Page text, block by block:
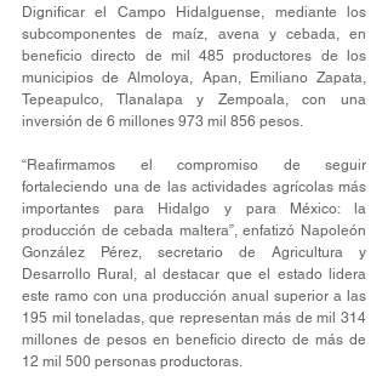
Dignificar el Campo Hidalguense, mediante los
subcomponentes de maíz, avena y cebada, en
beneficio directo de mil 485 productores de los
municipios de Almoloya, Apan, Emiliano Zapata,
Tepeapulco, Tlanalapa y Zempoala, con una
inversión de 6 millones 973 mil 856 pesos.
“Reafirmamos el compromiso de seguir
fortaleciendo una de las actividades agrícolas más
importantes para Hidalgo y para México: la
producción de cebada maltera”, enfatizó Napoleón
González Pérez, secretario de Agricultura y
Desarrollo Rural, al destacar que el estado lidera
este ramo con una producción anual superior a las
195 mil toneladas, que representan más de mil 314
millones de pesos en beneficio directo de más de
12 mil 500 personas productoras.